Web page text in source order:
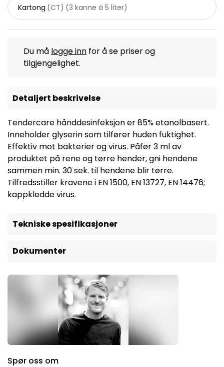
Kartong (CT) (3 kanne á 5 liter)
Du må logge inn for å se priser og
tilgjengelighet.
Detaljert beskrivelse
Tendercare hånddesinfeksjon er 85% etanolbasert.
Inneholder glyserin som tilfører huden fuktighet.
Effektiv mot bakterier og virus. Påfør 3 ml av
produktet på rene og tørre hender, gni hendene
sammen min. 30 sek. til hendene blir tørre.
Tilfredsstiller kravene i EN 1500, EN 13727, EN 14476;
kappkledde virus.
Tekniske spesifikasjoner
Dokumenter
Spør oss om